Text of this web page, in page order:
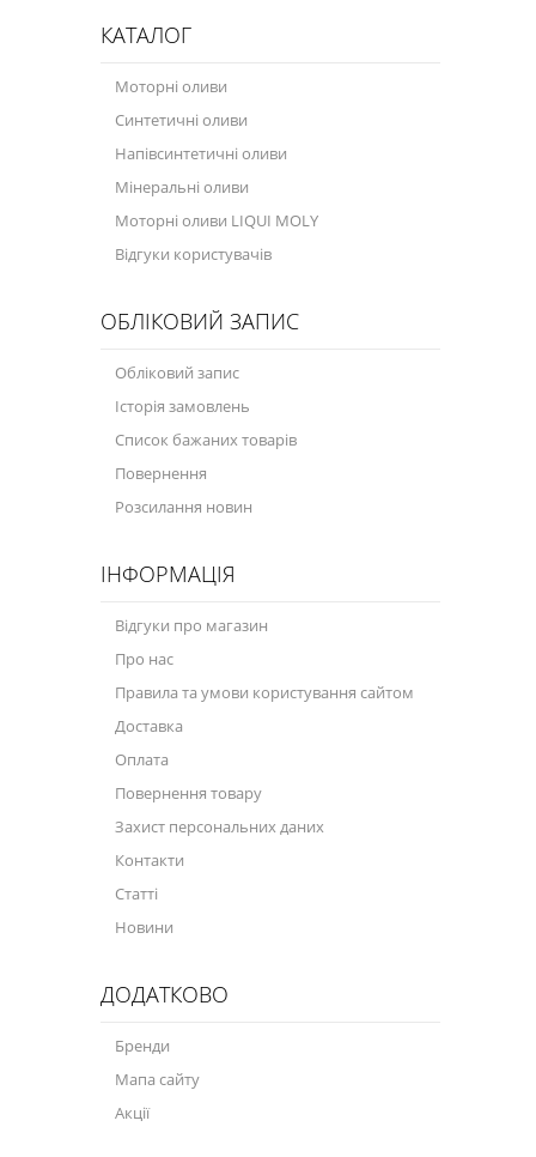
КАТАЛОГ
Моторні оливи
Синтетичні оливи
Напівсинтетичні оливи
Мінеральні оливи
Моторні оливи LIQUI MOLY
Відгуки користувачів
ОБЛІКОВИЙ ЗАПИС
Обліковий запис
Історія замовлень
Список бажаних товарів
Повернення
Розсилання новин
ІНФОРМАЦІЯ
Відгуки про магазин
Про нас
Правила та умови користування сайтом
Доставка
Оплата
Повернення товару
Захист персональних даних
Контакти
Статті
Новини
ДОДАТКОВО
Бренди
Мапа сайту
Акції